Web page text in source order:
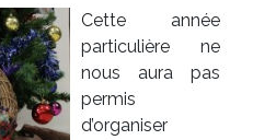
Cette année
particulière ne
nous aura pas
permis
d’organiser